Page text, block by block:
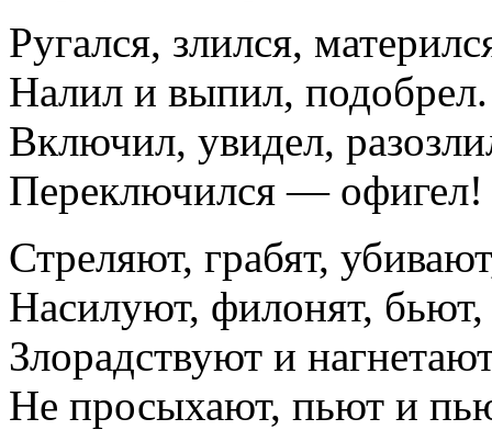
Ругался, злился,
Налил и выпил, подобрел.
Включил, увидел,
Переключился — офигел!
Стреляют, грабят,
Насилуют, филонят, бьют,
Злорадствуют и
Не просыхают, пьют и